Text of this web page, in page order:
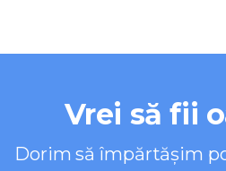
Vrei să fii
Dorim să împărtășim